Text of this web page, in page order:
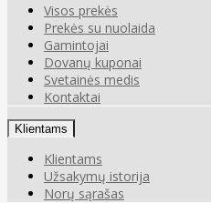
Visos prekės
Prekės su nuolaida
Gamintojai
Dovanų kuponai
Svetainės medis
Kontaktai
Klientams
Klientams
Užsakymų istorija
Norų sąrašas